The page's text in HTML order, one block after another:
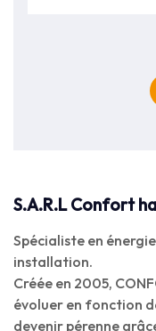
S.A.R.L Confort
Spécialiste en
installation.
Créée en 2005,
évoluer en fonction
devenir pérenne